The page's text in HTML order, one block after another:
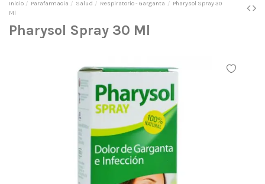
Inicio Parafarmacia Salud Respiratorio - Garganta
Pharysol Spray 30
Ml
Pharysol Spray 30 Ml